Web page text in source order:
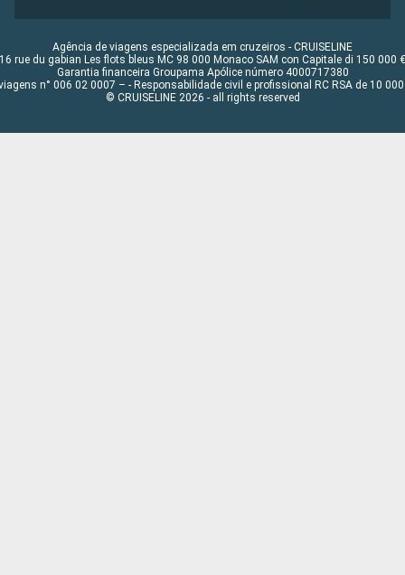
Agência de viagens especializada em cruzeiros - CRUISELINE
16 rue du gabian Les flots bleus MC 98 000 Monaco SAM con Capitale di 150 000 €
Garantia financeira Groupama Apólice número 4000717380
n° 006 02 0007 – - Responsabilidade civil e profissional RC RSA de 10 000
© CRUISELINE 2026 - all rights reserved